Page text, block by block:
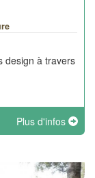
design à travers
Plus d'infos